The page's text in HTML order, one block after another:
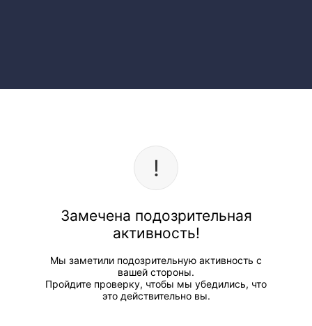
Замечена подозрительная
активность!
Мы заметили подозрительную активность с
вашей стороны.
Пройдите проверку, чтобы мы убедились, что
это действительно вы.